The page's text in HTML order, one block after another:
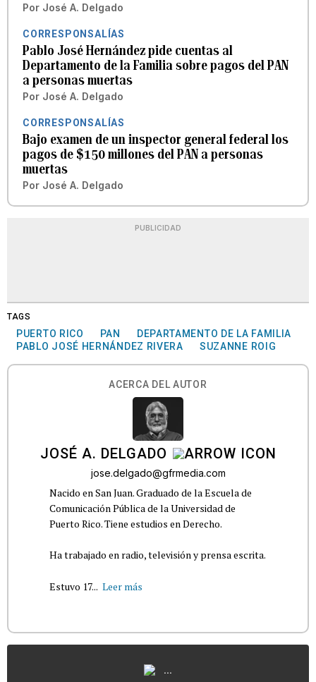
Por José A. Delgado
CORRESPONSALÍAS
Pablo José Hernández pide cuentas al
Departamento de la Familia sobre pagos del PAN
a personas muertas
Por José A. Delgado
CORRESPONSALÍAS
Bajo examen de un inspector general federal los
pagos de $150 millones del PAN a personas
muertas
Por José A. Delgado
PUBLICIDAD
TAGS
PUERTO RICO PAN
DEPARTAMENTO DE LA FAMILIA
PABLO JOSÉ HERNÁNDEZ RIVERA
SUZANNE ROIG
ACERCA DEL AUTOR
JOSÉ A. DELGADO
jose.delgado@gfrmedia.com
Nacido en San Juan. Graduado de la Escuela de
Comunicación Pública de la Universidad de
Puerto Rico. Tiene estudios en Derecho.
Ha trabajado en radio, televisión y prensa escrita.
Estuvo 17... Leer más
...